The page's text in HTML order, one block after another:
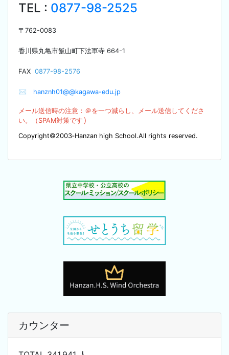
TEL : 0877-98-2525
〒 762-0083
香川県丸亀市飯山町下法軍寺 664-1
FAX 0877-98-2576
✉ hanznh01@@kagawa-edu.jp
メール送信時の注意：＠を一つ減らし、メール送信してくださ
い。（SPAM対策です ）
Copyright©2003‐Hanzan high School.All rights reserved.
カウンター